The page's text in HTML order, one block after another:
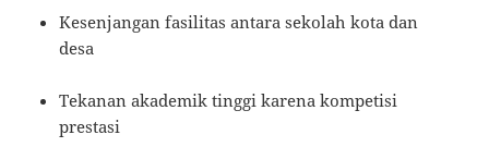
Kesenjangan fasilitas antara sekolah kota dan
desa
Tekanan akademik tinggi karena kompetisi
prestasi